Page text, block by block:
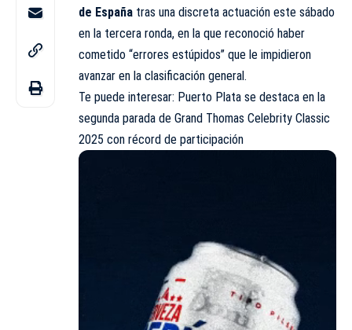
de España tras una discreta actuación este sábado
en la tercera ronda, en la que reconoció haber
cometido “errores estúpidos” que le impidieron
avanzar en la clasificación general.
Te puede interesar: Puerto Plata se destaca en la
segunda parada de Grand Thomas Celebrity Classic
2025 con récord de participación